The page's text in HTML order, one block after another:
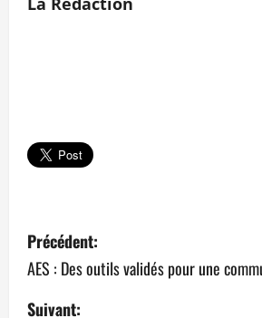
N
a
v
Précédent:
AES : Des outils validés pour une
Suivant: